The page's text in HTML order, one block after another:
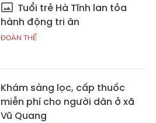
Tuổi trẻ Hà Tĩnh lan tỏa
hành động tri ân
ĐOÀN THỂ
Khám sàng lọc, cấp thuốc
miễn phí cho người dân ở xã
Vũ Quang